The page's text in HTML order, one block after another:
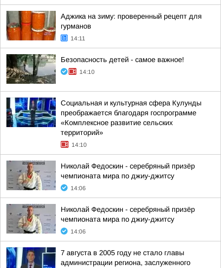
Аджика на зиму: проверенный рецепт для
гурманов
14:11
Безопасность детей - самое важное!
14:10
Социальная и культурная сфера Кулунды
преображается благодаря госпрограмме
«Комплексное развитие сельских
территорий»
14:10
Николай Федоскин - серебряный призёр
чемпионата мира по джиу-джитсу
14:06
Николай Федоскин - серебряный призёр
чемпионата мира по джиу-джитсу
14:06
7 августа в 2005 году не стало главы
администрации региона, заслуженного